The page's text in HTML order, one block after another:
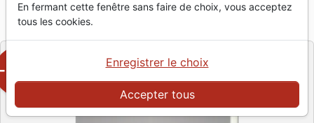
RéférencePC2266 EAN9782890822665
Editeur Impact
En fermant cette fenêtre sans faire de choix, vous acceptez
tous les cookies.
Accepter tous
Enregistrer le choix